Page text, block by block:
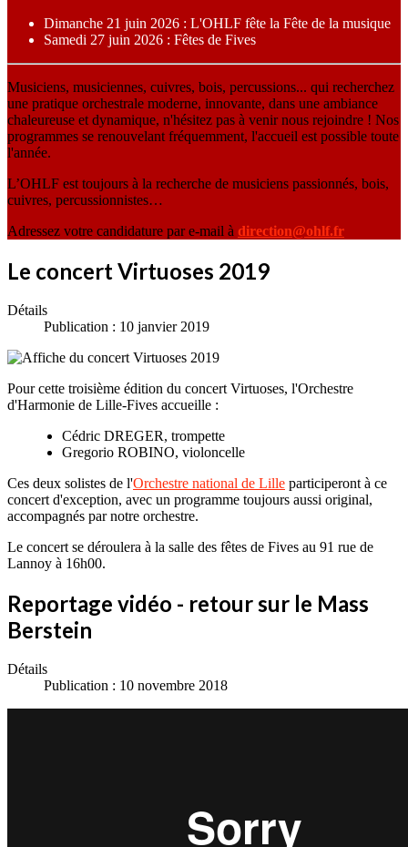
Dimanche 21 juin 2026 : L'OHLF fête la Fête de la musique
Samedi 27 juin 2026 : Fêtes de Fives
Musiciens, musiciennes, cuivres, bois, percussions... qui recherchez
une pratique orchestrale moderne, innovante, dans une ambiance
chaleureuse et dynamique, n'hésitez pas à venir nous rejoindre ! Nos
programmes se renouvelant fréquemment, l'accueil est possible toute
l'année.
L’OHLF est toujours à la recherche de musiciens passionnés, bois,
cuivres, percussionnistes…
Adressez votre candidature par e-mail à direction@ohlf.fr
Le concert Virtuoses 2019
Détails
Publication : 10 janvier 2019
Pour cette troisième édition du concert Virtuoses, l'Orchestre
d'Harmonie de Lille-Fives accueille :
Cédric DREGER, trompette
Gregorio ROBINO, violoncelle
Ces deux solistes de l'Orchestre national de Lille participeront à ce
concert d'exception, avec un programme toujours aussi original,
accompagnés par notre orchestre.
Le concert se déroulera à la salle des fêtes de Fives au 91 rue de
Lannoy à 16h00.
Reportage vidéo - retour sur le Mass
Berstein
Détails
Publication : 10 novembre 2018